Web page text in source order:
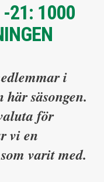
21: 1000
i
här säsongen.
för
vi en
varit med.